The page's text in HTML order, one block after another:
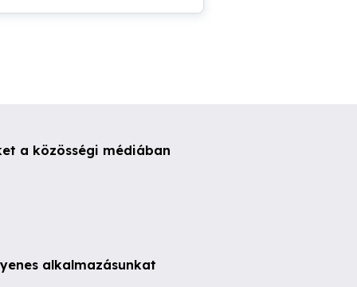
a közösségi médiában
alkalmazásunkat